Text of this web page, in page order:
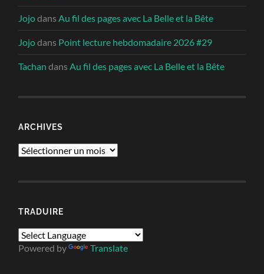
Jojodans Au fil des pages avec La Belle et la Bête
Jojodans Point lecture hebdomadaire 2026 #29
Tachan dans Au fil des pages avec La Belle et la Bête
ARCHIVES
Archives
TRADUIRE
Powered by Translate